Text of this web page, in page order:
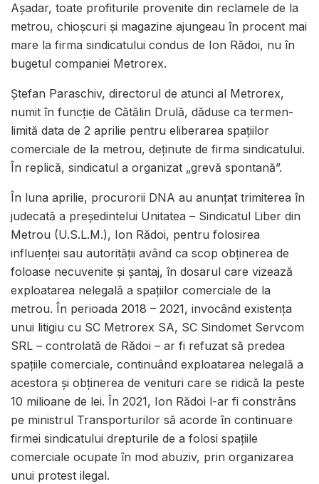
Aşadar, toate profiturile provenite din reclamele de la
metrou, chioşcuri şi magazine ajungeau în procent mai
mare la firma sindicatului condus de Ion Rădoi, nu în
bugetul companiei Metrorex.
Ştefan Paraschiv, directorul de atunci al Metrorex,
numit în funcţie de Cătălin Drulă, dăduse ca termen-
limită data de 2 aprilie pentru eliberarea spaţiilor
comerciale de la metrou, deţinute de firma sindicatului.
În replică, sindicatul a organizat „grevă spontană”.
În luna aprilie, procurorii DNA au anunţat trimiterea în
judecată a preşedintelui Unitatea – Sindicatul Liber din
Metrou (U.S.L.M.), Ion Rădoi, pentru folosirea
influenţei sau autorităţii având ca scop obţinerea de
foloase necuvenite şi şantaj, în dosarul care vizează
exploatarea nelegală a spaţiilor comerciale de la
metrou. În perioada 2018 – 2021, invocând existenţa
unui litigiu cu SC Metrorex SA, SC Sindomet Servcom
SRL – controlată de Rădoi – ar fi refuzat să predea
spaţiile comerciale, continuând exploatarea nelegală a
acestora şi obţinerea de venituri care se ridică la peste
10 milioane de lei. În 2021, Ion Rădoi l-ar fi constrâns
pe ministrul Transporturilor să acorde în continuare
firmei sindicatului drepturile de a folosi spaţiile
comerciale ocupate în mod abuziv, prin organizarea
unui protest ilegal.